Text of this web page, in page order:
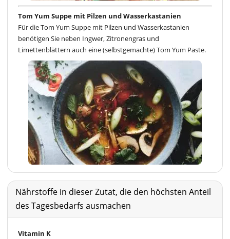
Tom Yum Suppe mit Pilzen und Wasserkastanien
Für die Tom Yum Suppe mit Pilzen und Wasserkastanien
benötigen Sie neben Ingwer, Zitronengras und
Limettenblättern auch eine (selbstgemachte) Tom Yum Paste.
Nährstoffe in dieser Zutat, die den höchsten Anteil
des Tagesbedarfs ausmachen
Vitamin K